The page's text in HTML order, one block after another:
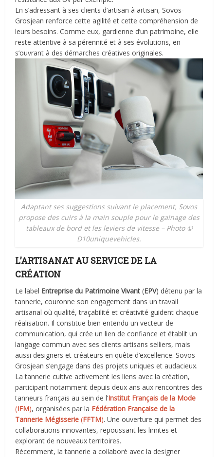
En s’adressant à ses clients d’artisan à artisan, Sovos-
Grosjean renforce cette agilité et cette compréhension de
leurs besoins. Comme eux, gardienne d’un patrimoine, elle
reste attentive à sa pérennité et à ses évolutions, en
s’ouvrant à des démarches créatives originales.
Adaptant ses suggestions suivant le placement, Sovos
propose des cuirs à la main souple pour le gainage des
tableaux de bord et les leviers de vitesse – Photo ©
D10uniquevehicles.
L’ARTISANAT AU SERVICE DE LA
CRÉATION
Le label Entreprise du Patrimoine Vivant (EPV) détenu par la
tannerie, couronne son engagement dans un travail
artisanal où qualité, traçabilité et créativité guident chaque
réalisation. Il constitue bien entendu un vecteur de
communication, qui crée un lien de confiance et établit un
langage commun avec ses clients artisans selliers, mais
aussi designers et créateurs en quête d’excellence. Sovos-
Grosjean s’engage dans des projets uniques et audacieux.
La tannerie cultive activement les liens avec la création,
participant notamment depuis deux ans aux rencontres des
tanneurs français au sein de l’Institut Français de la Mode
(IFM), organisées par la Fédération Française de la
Tannerie Mégisserie(FFTM). Une ouverture qui permet des
collaborations innovantes, repoussant les limites et
explorant de nouveaux territoires.
Récemment, la tannerie a collaboré avec la designer